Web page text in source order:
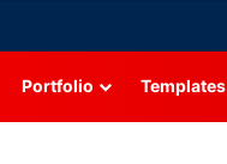
Portfolio Templates